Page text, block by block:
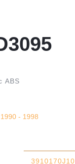
ABS
- 1998
3910170J10